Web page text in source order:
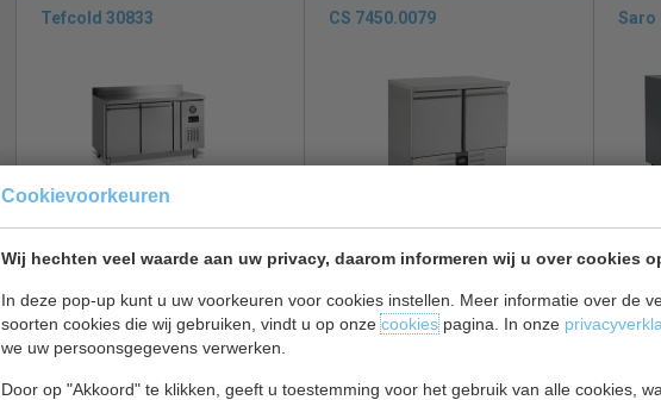
Cookievoorkeuren
Wij hechten veel waarde aan uw privacy, daarom informeren wij u over cookies
In deze pop-up kunt u uw voorkeuren voor cookies instellen. Meer informatie over de
soorten cookies die wij gebruiken, vindt u op onzecookiespagina. In onze
we uw persoonsgegevens verwerken.
Door op "Akkoord" te klikken, geeft u toestemming voor het gebruik van alle cookies,
verdamper kan smelten.
Heetgas ontdooiing: (energiebesparend)
Bij heetgas ontdooiing wordt automatisch een aantal keer per 24 uur de verdamper
Het grote voordeel hiervan is dat de temperatuur nauwelijks stijgt, waardoor
deze manier van ontdooien energiebesparend, uw schepijsvitrine koelt
Wilt u meer informatie over onze vrieswerkbanken of heeft u hulp nodig bij het
Tefcold 30833
geforceerd | B136 x D70 x H98
€ 1568,00
€ 1176,00
CS 7450.0079
2 jaar garantie
€ 1700,00 € 1190,00
Saro
€